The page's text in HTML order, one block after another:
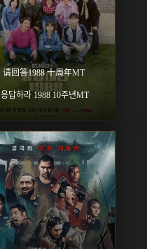
请回答1988 十周年MT
응답하라 1988 10주년MT